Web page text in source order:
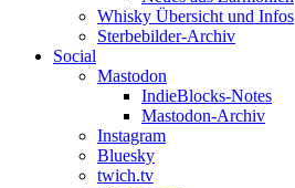
Whisky Übersicht und Infos
Sterbebilder-Archiv
Social
Mastodon
IndieBlocks-Notes
Mastodon-Archiv
Instagram
Bluesky
twich.tv